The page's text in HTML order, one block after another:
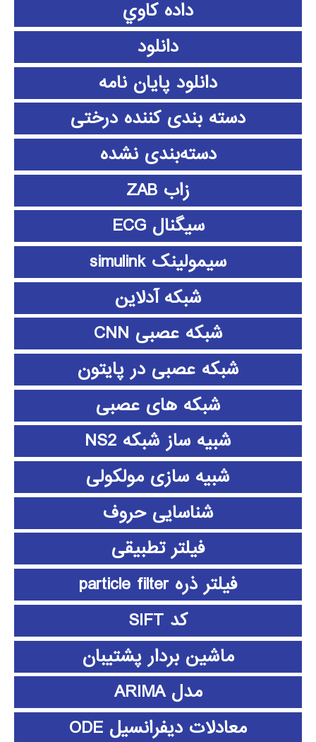
داده كاوي
دانلود
دانلود پايان نامه
دسته بندی کننده درختی
دسته‌بندی نشده
زاب ZAB
سیگنال ECG
سیمولینک simulink
شبکه آدلاین
شبکه عصبی CNN
شبکه عصبی در پایتون
شبکه های عصبی
شبیه ساز شبکه NS2
شبیه سازی مولکولی
شناسایی حروف
فیلتر تطبیقی
فیلتر ذره particle filter
کد SIFT
ماشین بردار پشتیبان
مدل ARIMA
معادلات دیفرانسیل ODE